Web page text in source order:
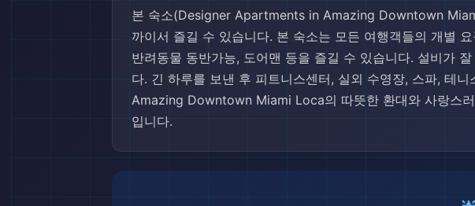
본 숙소(Designer Apartments in Amazing Downtown
까이서 즐길 수 있습니다. 본 숙소는 모든 여행객들의 개별
반려동물 동반가능, 도어맨 등을 즐길 수 있습니다. 설비가
다. 긴 하루를 보낸 후 피트니스센터, 실외 수영장, 스파, 테
Amazing Downtown Miami Loca의 따뜻한 환대와 사랑스
입니다.